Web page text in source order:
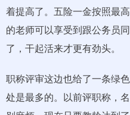
着提高了。五险一金按照最
的老师可以享受到跟公务员
了，干起活来才更有劲头。
职称评审这边也给了一条绿
处是最多的。以前评职称，